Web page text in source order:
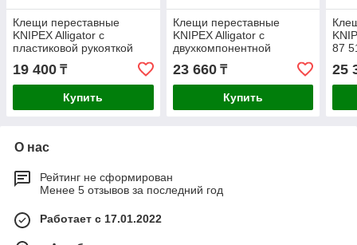
Клещи переставные
KNIPEX Alligator с
пластиковой рукояткой
250мм 8801250
19 400 ₸
Купить
Клещи переставные
KNIPEX Alligator с
двухкомпонентной
рукояткой 250мм 8802250
23 660₸
Купить
87
25
О нас
Рейтинг не сформирован
Менее 5 отзывов за последний год
Работает с 17.01.2022